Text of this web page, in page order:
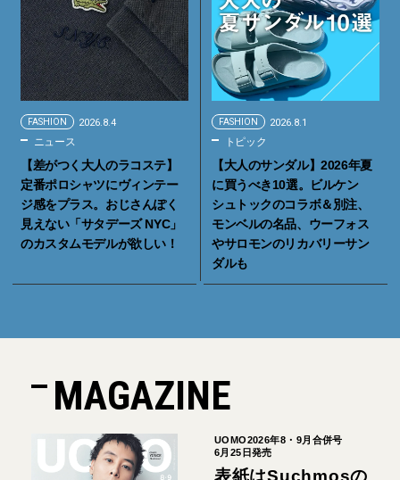
FASHION 2026.8.4
ニュース
【差がつく大人のラコステ】
定番ポロシャツにヴィンテー
ジ感をプラス。おじさんぽく
見えない「サタデーズ NYC」
のカスタムモデルが欲しい！
FASHION 2026.8.1
トピック
【大人のサンダル】2026年夏
に買うべき10選。ビルケン
シュトックのコラボ＆別注、
モンベルの名品、ウーフォス
やサロモンのリカバリーサン
ダルも
MAGAZINE
UOMO2026年8・9月合併号
6月25日発売
表紙はSuchmosの